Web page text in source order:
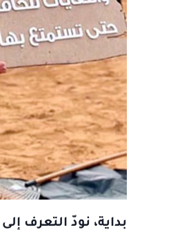
بداية، نودّ التعرف